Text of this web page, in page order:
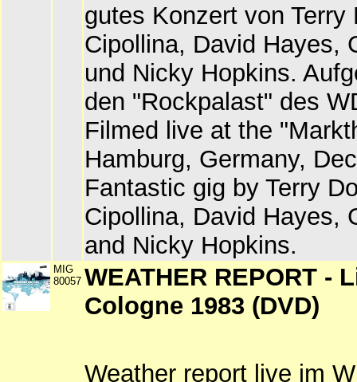
gutes Konzert von Terry
Cipollina, David Hayes,
und Nicky Hopkins.
den "Rockpalast" des
Filmed live at the
Hamburg, Germany,
Fantastic gig by Terry
Cipollina, David Hayes,
and Nicky Hopkins.
MIG
80057 WEATHER REPORT -
Cologne 1983 (DVD)
Weather report live im